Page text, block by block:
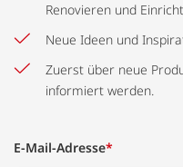
Renovieren und
Neue Ideen und
Zuerst über neue
informiert werden.
E-Mail-Adresse*